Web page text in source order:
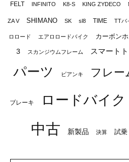
FELT INFINITO K8-S KING ZYDECO
ZA V SHIMANO SK sl8 TIME TTバ
ロロード エアロロードバイク カーボン
3
スカンジウムフレーム スマート
パーツ ビアンキ フレー
ブレーキ ロードバイク
中古
新製品 決算 試乗